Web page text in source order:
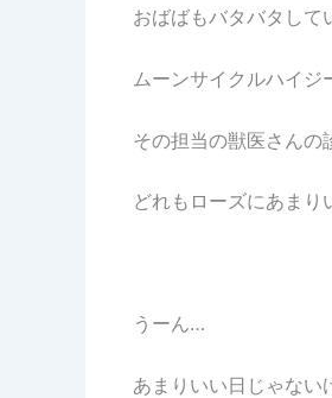
おばばもバタバタして
ムーンサイクルハイジ
その担当の獣医さんの
どれもローズにあま
うーん…
あまりいい日じゃない